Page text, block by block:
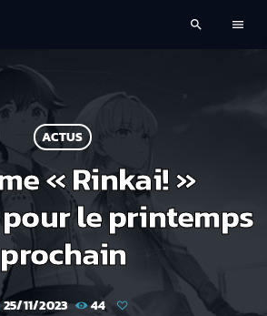
search menu
ACTUS
« Rinkai! »
le printemps
prochain
25/11/2023 44